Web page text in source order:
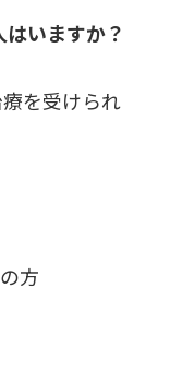
いますか？
を受けられ
方